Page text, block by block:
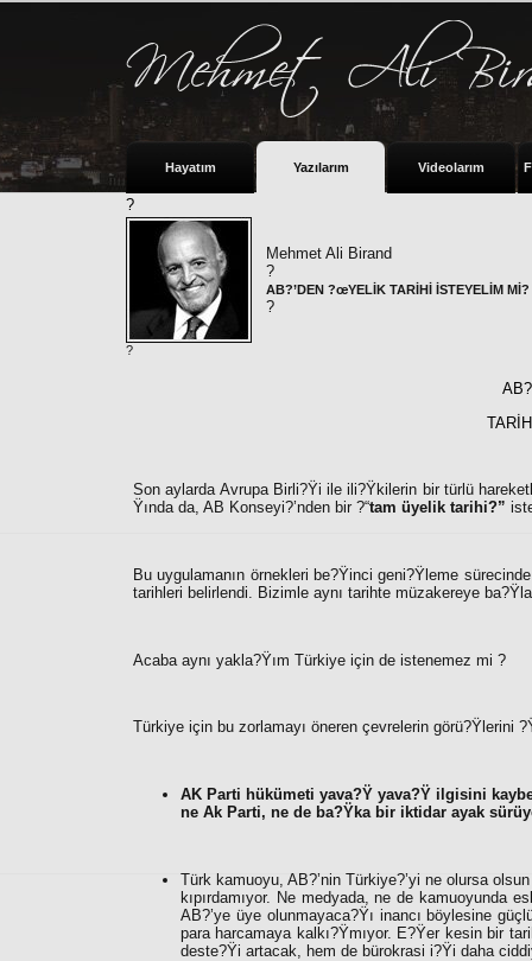
Hayatım Yazılarım Videolarım
?
Mehmet Ali Birand
?
AB?’DEN ?œYELİK TARİHİ İSTEYELİM Mİ?
?
?
Son aylarda Avrupa Birli?Ÿi ile ili?Ÿkilerin bir türlü
Ÿında da, AB Konseyi?’nden bir ?“tam üyelik tarihi?”
Bu uygulamanın örnekleri be?Ÿinci geni?Ÿleme
tarihleri belirlendi. Bizimle aynı tarihte müzakereye
Acaba aynı yakla?Ÿım Türkiye için de istenemez mi ?
Türkiye için bu zorlamayı öneren çevrelerin görü?Ÿlerini
AK Parti hükümeti yava?Ÿ yava?Ÿ ilgisini
ne Ak Parti, ne de ba?Ÿka bir iktidar ayak
Türk kamuoyu, AB?’nin Türkiye?’yi ne olursa
kıpırdamıyor. Ne medyada, ne de kamuoyunda
AB?’ye üye olunmayaca?Ÿı inancı böylesine
para harcamaya kalkı?Ÿmıyor. E?Ÿer kesin bir
deste?Ÿi artacak, hem de bürokrasi i?Ÿi daha